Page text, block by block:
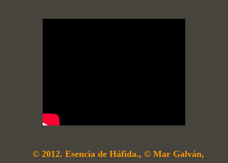
© 2012. Esencia de Háfida., © Mar Galván,